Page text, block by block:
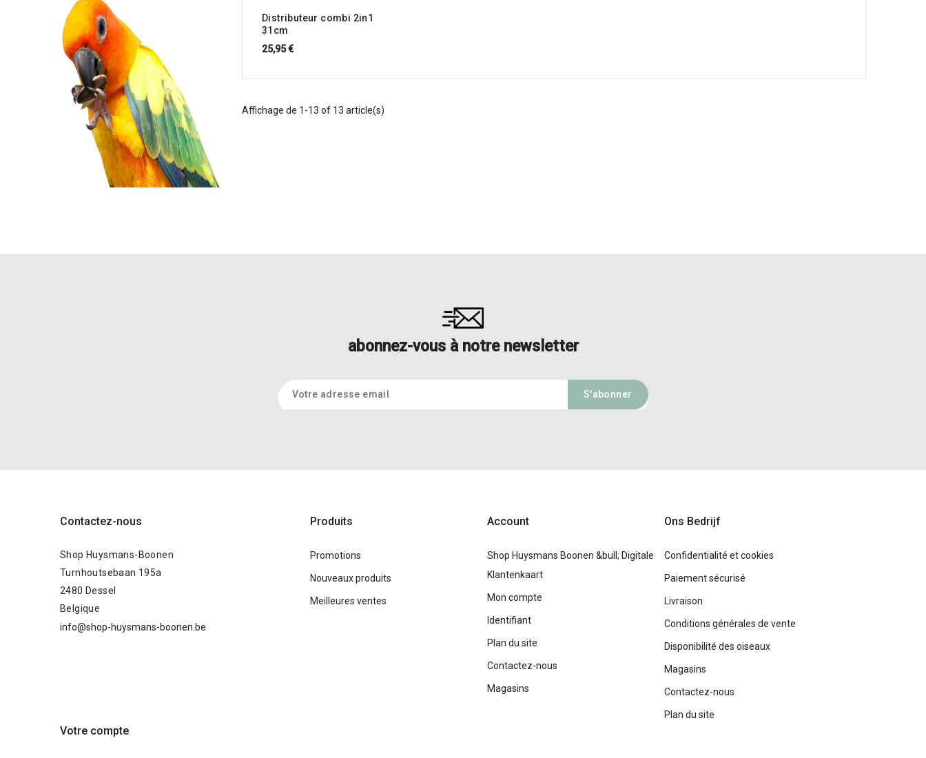
Distributeur combi 2in1
31cm
25,95 €
Affichage de 1-13 of 13 article(s)
abonnez-vous à notre newsletter
Contactez-nous
Shop Huysmans-Boonen
Turnhoutsebaan 195a
2480 Dessel
Belgique
info@shop-huysmans-boonen.be
Produits
Promotions
Nouveaux produits
Meilleures ventes
Account
Shop Huysmans Boonen &bull; Digitale
Klantenkaart
Mon compte
Identifiant
Plan du site
Contactez-nous
Magasins
Ons Bedrijf
Confidentialité et cookies
Paiement sécurisé
Livraison
Conditions générales de vente
Disponibilité des oiseaux
Magasins
Contactez-nous
Plan du site
Votre compte